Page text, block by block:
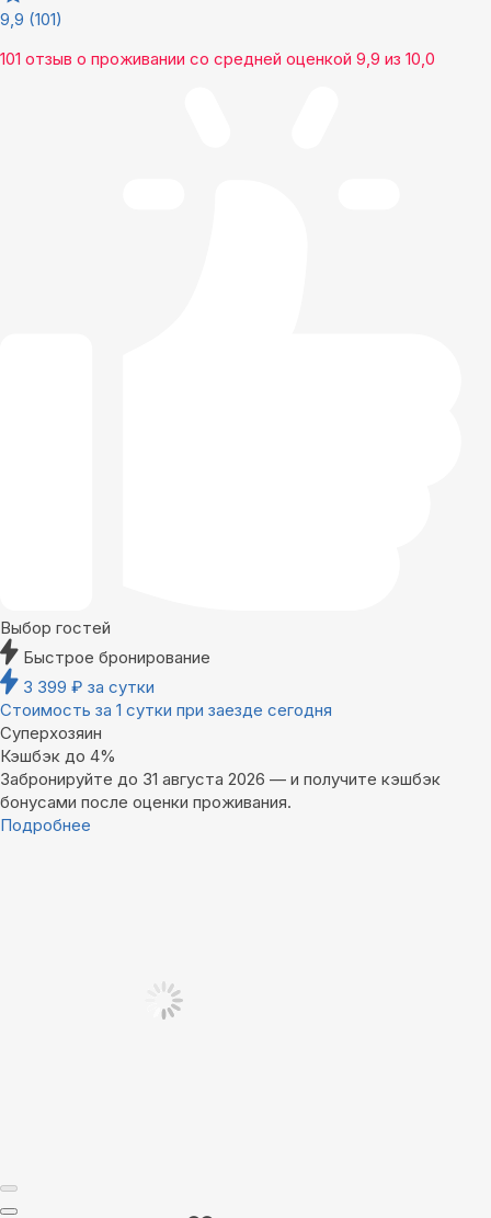
9,9 (101)
101 отзыв о проживании со средней оценкой 9,9 из 10,0
Выбор гостей
Быстрое бронирование
3 399 ₽ за сутки
Стоимость за 1 сутки при заезде сегодня
Суперхозяин
Кэшбэк до 4%
Забронируйте до 31 августа 2026 — и получите кэшбэк
бонусами после оценки проживания.
Подробнее